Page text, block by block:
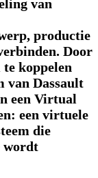
van
productie
Door
koppelen
van Dassault
een Virtual
een virtuele
die
wordt